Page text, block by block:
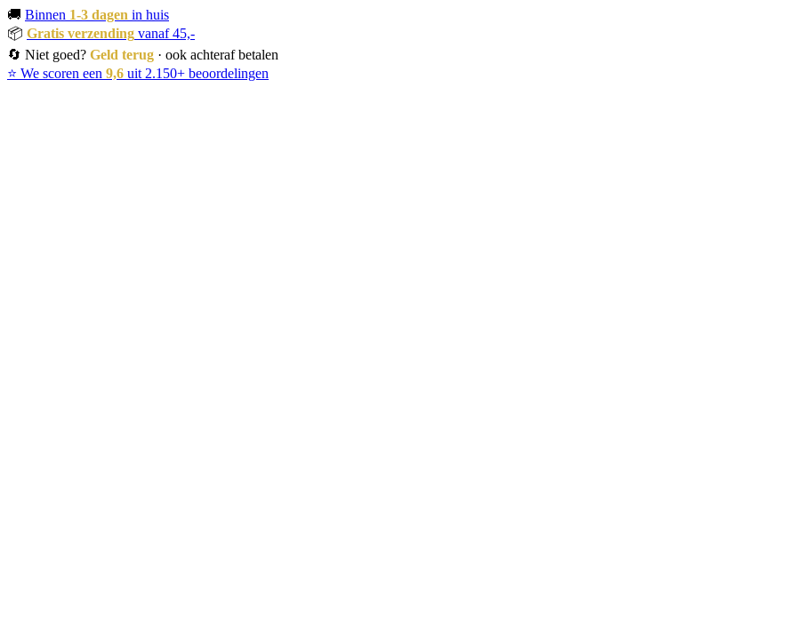
🚚 Binnen 1-3 dagen in huis
📦 Gratis verzending vanaf 45,-
🔄 Niet goed? Geld terug · ook achteraf betalen
⭐ We scoren een 9,6 uit 2.150+ beoordelingen